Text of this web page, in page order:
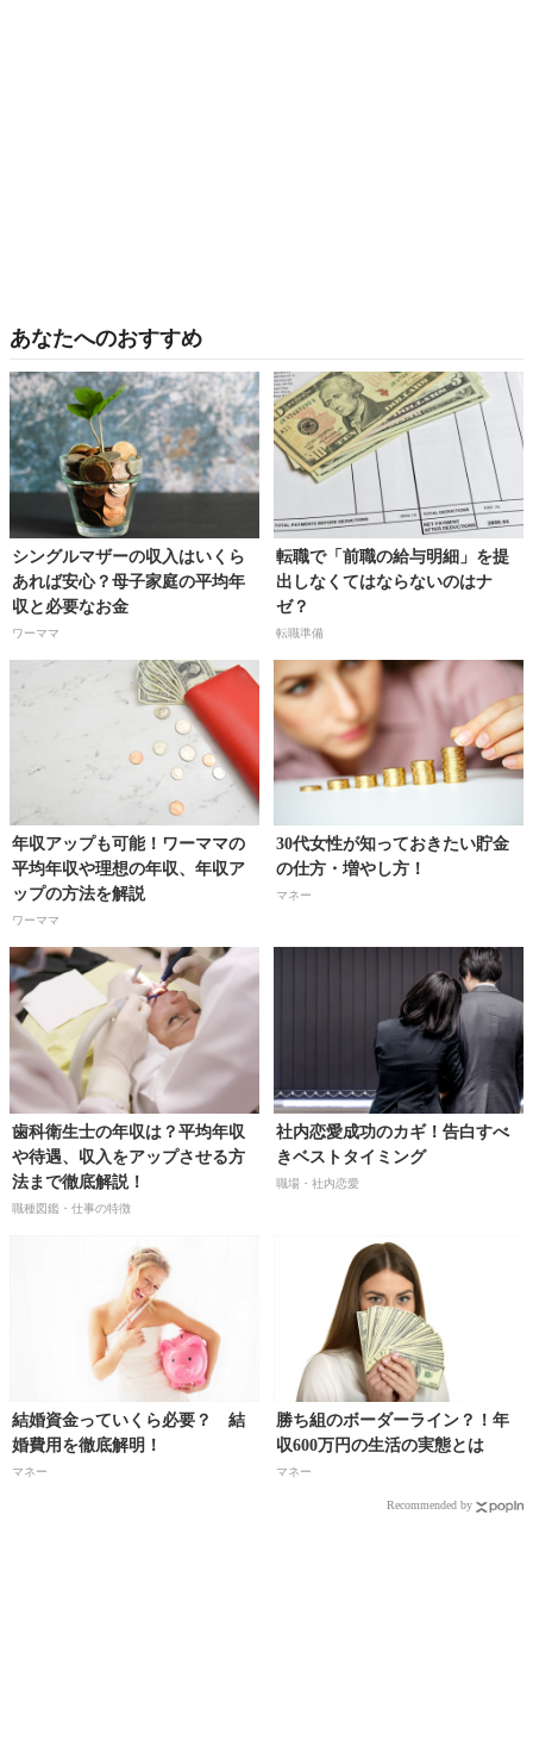
あなたへのおすすめ
シングルマザーの収入はいくら
あれば安心？母子家庭の平均年
収と必要なお金
ワーママ
転職で「前職の給与明細」を提
出しなくてはならないのはナ
ゼ？
転職準備
年収アップも可能！ワーママの
平均年収や理想の年収、年収ア
ップの方法を解説
ワーママ
30代女性が知っておきたい貯金
の仕方・増やし方！
マネー
歯科衛生士の年収は？平均年収
や待遇、収入をアップさせる方
法まで徹底解説！
職種図鑑・仕事の特徴
社内恋愛成功のカギ！告白すべ
きベストタイミング
職場・社内恋愛
結婚資金っていくら必要？ 結
婚費用を徹底解明！
マネー
勝ち組のボーダーライン？！年
収600万円の生活の実態とは
マネー
Recommended by